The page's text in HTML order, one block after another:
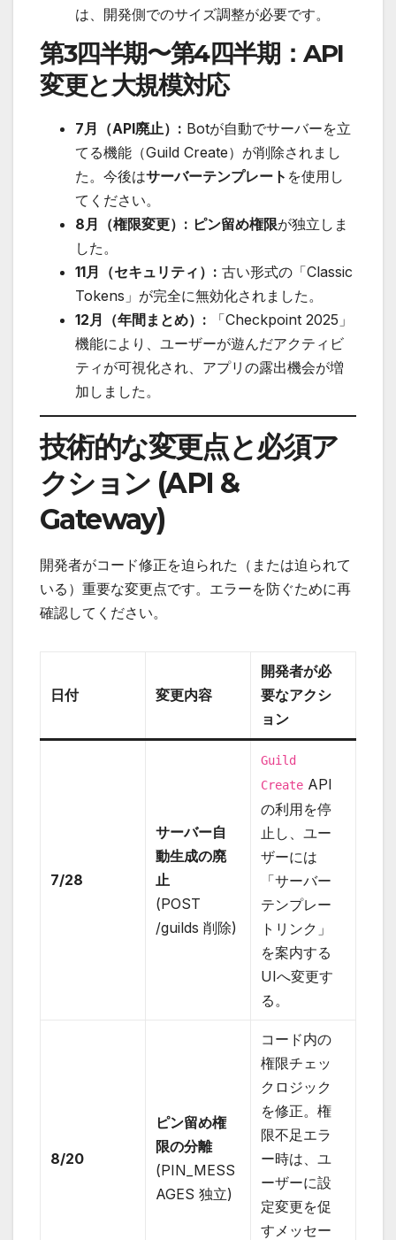
は、開発側でのサイズ調整が必要です。
第3四半期〜第4四半期：API
変更と大規模対応
7月（API廃止）: Botが自動でサーバーを立
てる機能（Guild Create）が削除されまし
た。今後はサーバーテンプレート を使用し
てください。
8月（権限変更）: ピン留め権限が独立しま
した。
11月（セキュリティ）: 古い形式の「Classic
Tokens」が完全に無効化されました。
12月（年間まとめ）: 「Checkpoint 2025」
機能により、ユーザーが遊んだアクティビ
ティが可視化され、アプリの露出機会が増
加しました。
技術的な変更点と必須ア
クション (API &
Gateway)
開発者がコード修正を迫られた（または迫られて
いる）重要な変更点です。エラーを防ぐために再
確認してください。
日付 変更内容
開発者が必
要なアクシ
ョン
7/28
サーバー自
動生成の廃
止
(POST
/guilds 削除)
Guild
Create API
の利用を停
止し、ユー
ザーには
「サーバー
テンプレー
トリンク」
を案内する
UIへ変更す
る。
8/20
ピン留め権
限の分離
(PIN_MESS
AGES 独立)
コード内の
権限チェッ
クロジック
を修正。権
限不足エラ
ー時は、ユ
ーザーに設
定変更を促
すメッセー